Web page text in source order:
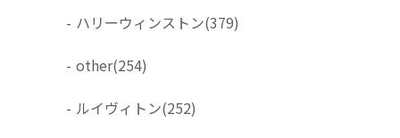
- ハリーウィンストン(379)
- other(254)
- ルイヴィトン(252)